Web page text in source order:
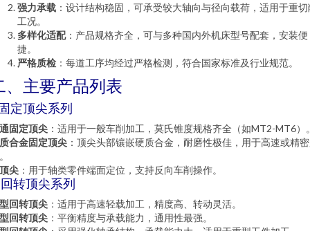
强力承载 ：设计结构稳固，可承受较大轴向与径向载荷，适用于重切
工况。
多样化适配：产品规格齐全，可与多种国内外机床型号配套，安装便
捷。
严格质检 ：每道工序均经过严格检测，符合国家标准及行业规范。
、主要产品列表
定顶尖系列
固定顶尖 ：适用于一般车削加工，莫氏锥度规格齐全（如MT2-MT6）
合金固定顶尖 ：顶尖头部镶嵌硬质合金，耐磨性极佳，用于高速或精
尖 ：用于轴类零件端面定位，支持反向车削操作。
回转顶尖系列
回转顶尖 ：适用于高速轻载加工，精度高、转动灵活。
回转顶尖 ：平衡精度与承载能力，通用性最强。